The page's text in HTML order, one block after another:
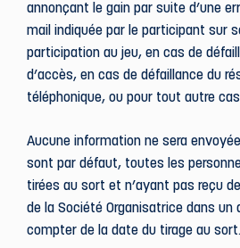
annonçant le gain par suite d’une
mail indiquée par le participant sur
participation au jeu, en cas de
d’accès, en cas de défaillance du
téléphonique, ou pour tout autre
Aucune information ne sera
sont par défaut, toutes les
tirées au sort et n’ayant pas reçu
de la Société Organisatrice dans un
compter de la date du tirage au sort.